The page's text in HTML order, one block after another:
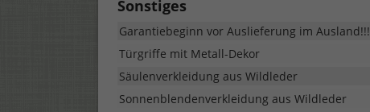
Sonstiges
Garantiebeginn vor Auslieferung im Ausland!!!
Türgriffe mit Metall-Dekor
Säulenverkleidung aus Wildleder
Sonnenblendenverkleidung aus Wildleder